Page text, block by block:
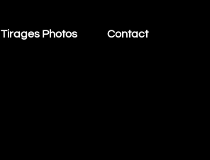
Tirages Photos Contact